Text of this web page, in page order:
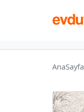
AnaSayfa